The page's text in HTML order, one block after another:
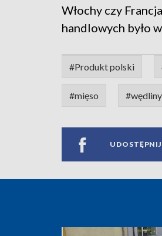
Włochy czy
handlowych było
#Produkt polski
#mięso #wędliny